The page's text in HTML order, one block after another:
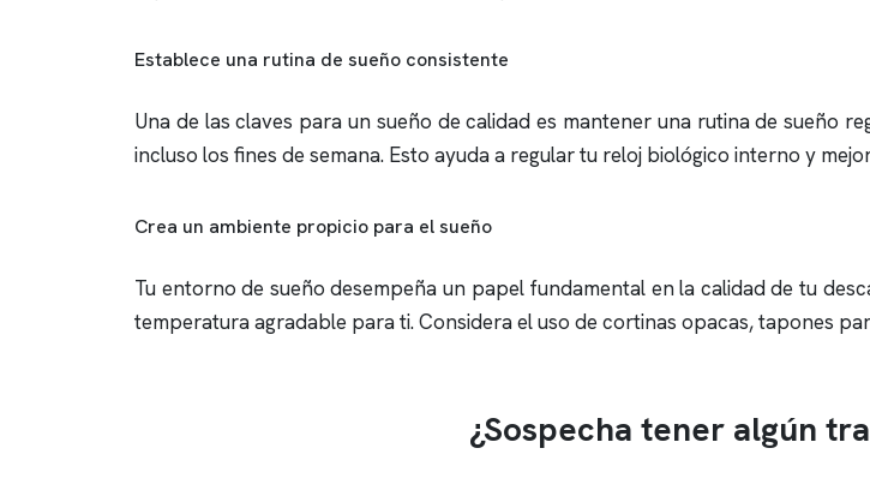
Establece una rutina de sueño consistente
Una de las claves para un sueño de calidad es mantener una rutina de sueño
incluso los fines de semana. Esto ayuda a regular tu reloj biológico interno y
Crea un ambiente propicio para el sueño
Tu entorno de sueño desempeña un papel fundamental en la calidad de tu
temperatura agradable para ti. Considera el uso de cortinas opacas, tapones
¿Sospecha tener algún